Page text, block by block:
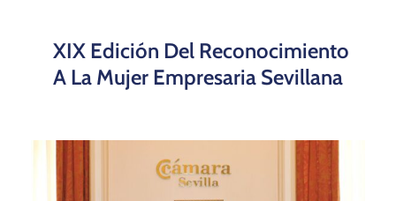
XIX Edición Del Reconocimiento
A La Mujer Empresaria Sevillana